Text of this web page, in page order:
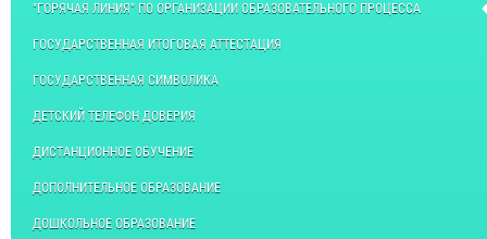
"ГОРЯЧАЯ ЛИНИЯ" ПО ОРГАНИЗАЦИИ ОБРАЗОВАТЕЛЬНОГО ПРОЦЕССА
ГОСУДАРСТВЕННАЯ ИТОГОВАЯ АТТЕСТАЦИЯ
ГОСУДАРСТВЕННАЯ СИМВОЛИКА
ДЕТСКИЙ ТЕЛЕФОН ДОВЕРИЯ
ДИСТАНЦИОННОЕ ОБУЧЕНИЕ
ДОПОЛНИТЕЛЬНОЕ ОБРАЗОВАНИЕ
ДОШКОЛЬНОЕ ОБРАЗОВАНИЕ